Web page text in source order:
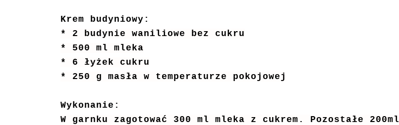
Krem budyniowy:
* 2 budynie waniliowe bez cukru
* 500 ml mleka
* 6 łyżek cukru
* 250 g masła w temperaturze pokojowej
Wykonanie:
W garnku zagotować 300 ml mleka z cukrem. Pozostałe 200ml